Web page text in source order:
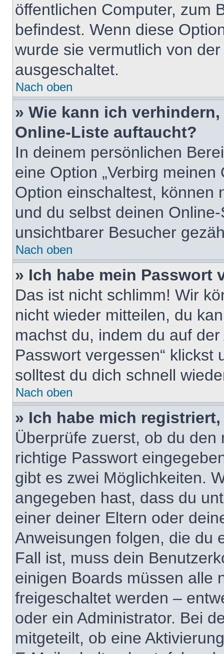
öffentlichen Computer, zum
befindest. Wenn diese
wurde sie vermutlich von
ausgeschaltet.
Nach oben
» Wie kann ich
Online-Liste auftaucht?
In deinem persönlichen
eine Option „Verbirg
Option einschaltest, können
und du selbst deinen
unsichtbarer Besucher
Nach oben
» Ich habe mein Passwort
Das ist nicht schlimm! Wir
nicht wieder mitteilen, du
machst du, indem du auf
Passwort vergessen“ klickst
solltest du dich schnell
Nach oben
» Ich habe mich
Überprüfe zuerst, ob du
richtige Passwort
gibt es zwei Möglichkeiten.
angegeben hast, dass du
einer deiner Eltern oder
Anweisungen folgen, die du
Fall ist, muss dein
einigen Boards müssen alle
freigeschaltet werden –
oder ein Administrator. Bei
mitgeteilt, ob eine